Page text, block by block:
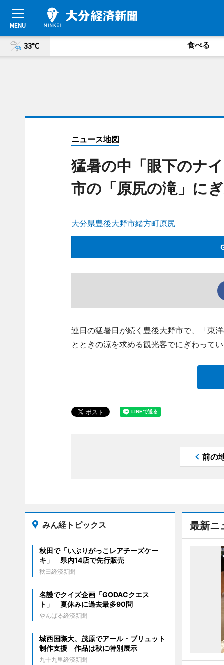
33°C 食べる
ニュース地図
猛暑の中「眼下のナ
市の「原尻の滝」に
大分県豊後大野市緒方町原尻
連日の猛暑日が続く豊後大野市で、「東
とときの涼を求める観光客でにぎわって
前の
最新ニ
みん経トピックス
秋田で「いぶりがっこレアチーズケー
キ」 県内14店で先行販売
秋田経済新聞
名護でクイズ企画「GODACクエス
ト」 夏休みに過去最多90問
やんばる経済新聞
城西国際大、茂原でアール・ブリュット
制作支援 作品は秋に特別展示
九十九里経済新聞